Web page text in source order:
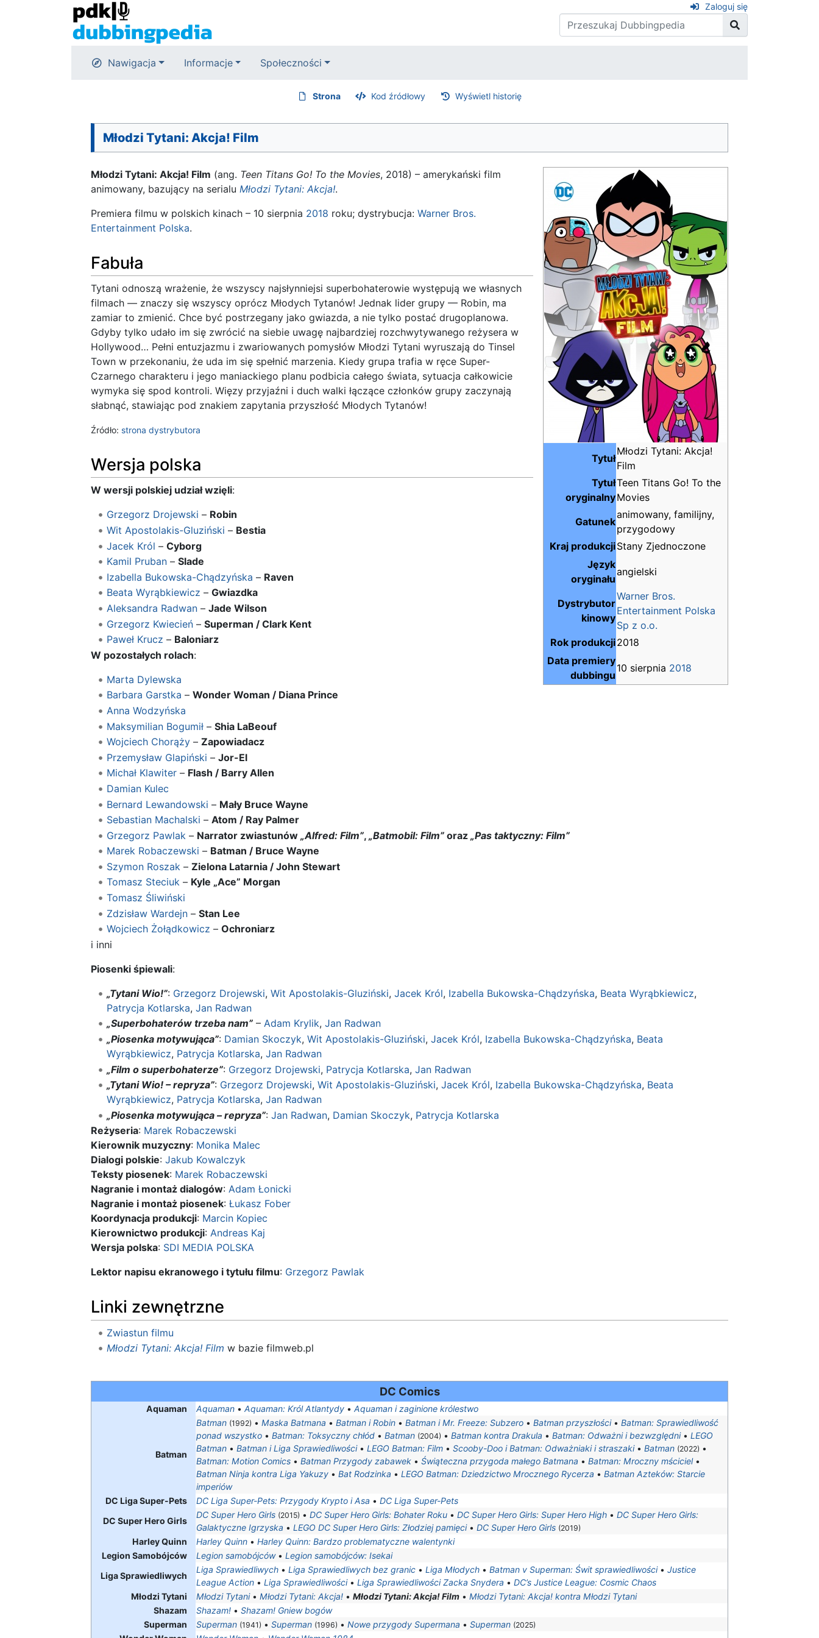
Zaloguj się
Nawigacja Informacje Społeczności
Strona Kod źródłowy Wyświetl historię
Młodzi Tytani: Akcja! Film
Tytuł
Młodzi Tytani: Akcja!
Film
Tytuł
oryginalny
Teen Titans Go! To the
Movies
Gatunek
animowany, familijny,
przygodowy
Kraj produkcjiStany Zjednoczone
Język
oryginału
angielski
Dystrybutor
kinowy
Warner Bros.
Entertainment Polska
Sp z o.o.
Rok produkcji2018
Data premiery
dubbingu
10 sierpnia 2018
Młodzi Tytani: Akcja! Film (ang. Teen Titans Go! To the Movies, 2018) – amerykański film
animowany, bazujący na serialu Młodzi Tytani: Akcja!.
Premiera filmu w polskich kinach – 10 sierpnia 2018 roku; dystrybucja: Warner Bros.
Entertainment Polska.
Fabuła
Tytani odnoszą wrażenie, że wszyscy najsłynniejsi superbohaterowie występują we własnych
filmach — znaczy się wszyscy oprócz Młodych Tytanów! Jednak lider grupy — Robin, ma
zamiar to zmienić. Chce być postrzegany jako gwiazda, a nie tylko postać drugoplanowa.
Gdyby tylko udało im się zwrócić na siebie uwagę najbardziej rozchwytywanego reżysera w
Hollywood… Pełni entuzjazmu i zwariowanych pomysłów Młodzi Tytani wyruszają do Tinsel
Town w przekonaniu, że uda im się spełnić marzenia. Kiedy grupa trafia w ręce Super-
Czarnego charakteru i jego maniackiego planu podbicia całego świata, sytuacja całkowicie
wymyka się spod kontroli. Więzy przyjaźni i duch walki łączące członków grupy zaczynają
słabnąć, stawiając pod znakiem zapytania przyszłość Młodych Tytanów!
Źródło: strona dystrybutora
Wersja polska
W wersji polskiej udział wzięli:
Grzegorz Drojewski – Robin
Wit Apostolakis-Gluziński – Bestia
Jacek Król – Cyborg
Kamil Pruban– Slade
Izabella Bukowska-Chądzyńska – Raven
Beata Wyrąbkiewicz – Gwiazdka
Aleksandra Radwan– Jade Wilson
Grzegorz Kwiecień– Superman / Clark Kent
Paweł Krucz – Baloniarz
W pozostałych rolach:
Marta Dylewska
Barbara Garstka – Wonder Woman / Diana Prince
Anna Wodzyńska
Maksymilian Bogumił– Shia LaBeouf
Wojciech Chorąży– Zapowiadacz
Przemysław Glapiński – Jor-El
Michał Klawiter– Flash / Barry Allen
Damian Kulec
Bernard Lewandowski – Mały Bruce Wayne
Sebastian Machalski – Atom / Ray Palmer
Grzegorz Pawlak – Narrator zwiastunów „Alfred: Film”, „Batmobil: Film”oraz „Pas taktyczny: Film”
Marek Robaczewski – Batman / Bruce Wayne
Szymon Roszak – Zielona Latarnia / John Stewart
Tomasz Steciuk– Kyle „Ace” Morgan
Tomasz Śliwiński
Zdzisław Wardejn– Stan Lee
Wojciech Żołądkowicz – Ochroniarz
i inni
Piosenki śpiewali:
„Tytani Wio!”: Grzegorz Drojewski, Wit Apostolakis-Gluziński, Jacek Król, Izabella Bukowska-Chądzyńska, Beata Wyrąbkiewicz,
Patrycja Kotlarska, Jan Radwan
„Superbohaterów trzeba nam”– Adam Krylik, Jan Radwan
„Piosenka motywująca”: Damian Skoczyk, Wit Apostolakis-Gluziński, Jacek Król, Izabella Bukowska-Chądzyńska, Beata
Wyrąbkiewicz, Patrycja Kotlarska, Jan Radwan
„Film o superbohaterze”: Grzegorz Drojewski, Patrycja Kotlarska, Jan Radwan
„Tytani Wio! – repryza”: Grzegorz Drojewski, Wit Apostolakis-Gluziński, Jacek Król, Izabella Bukowska-Chądzyńska, Beata
Wyrąbkiewicz, Patrycja Kotlarska, Jan Radwan
„Piosenka motywująca – repryza”: Jan Radwan, Damian Skoczyk, Patrycja Kotlarska
Reżyseria: Marek Robaczewski
Kierownik muzyczny: Monika Malec
Dialogi polskie: Jakub Kowalczyk
Teksty piosenek: Marek Robaczewski
Nagranie i montaż dialogów: Adam Łonicki
Nagranie i montaż piosenek: Łukasz Fober
Koordynacja produkcji: Marcin Kopiec
Kierownictwo produkcji: Andreas Kaj
Wersja polska: SDI MEDIA POLSKA
Lektor napisu ekranowego i tytułu filmu: Grzegorz Pawlak
Linki zewnętrzne
Zwiastun filmu
Młodzi Tytani: Akcja! Film w bazie filmweb.pl
DC Comics
Aquaman Aquaman • Aquaman: Król Atlantydy • Aquaman i zaginione królestwo
Batman
Batman (1992) • Maska Batmana • Batman i Robin • Batman i Mr. Freeze: Subzero • Batman przyszłości• Batman: Sprawiedliwość
ponad wszystko • Batman: Toksyczny chłód • Batman (2004) • Batman kontra Drakula • Batman: Odważni i bezwzględni• LEGO
Batman • Batman i Liga Sprawiedliwości• LEGO Batman: Film • Scooby-Doo i Batman: Odważniaki i straszaki• Batman (2022) •
Batman: Motion Comics • Batman Przygody zabawek • Świąteczna przygoda małego Batmana • Batman: Mroczny mściciel•
Batman Ninja kontra Liga Yakuzy • Bat Rodzinka • LEGO Batman: Dziedzictwo Mrocznego Rycerza • Batman Azteków: Starcie
imperiów
DC Liga Super-Pets
DC Liga Super-Pets: Przygody Krypto i Asa • DC Liga Super-Pets
DC Super Hero Girls
DC Super Hero Girls (2015) • DC Super Hero Girls: Bohater Roku • DC Super Hero Girls: Super Hero High • DC Super Hero Girls:
Galaktyczne Igrzyska • LEGO DC Super Hero Girls: Złodziej pamięci• DC Super Hero Girls (2019)
Harley Quinn Harley Quinn • Harley Quinn: Bardzo problematyczne walentynki
Legion Samobójców
Legion samobójców• Legion samobójców: Isekai
Liga Sprawiedliwych
Liga Sprawiedliwych • Liga Sprawiedliwych bez granic • Liga Młodych • Batman v Superman: Świt sprawiedliwości• Justice
League Action • Liga Sprawiedliwości• Liga Sprawiedliwości Zacka Snydera • DC’s Justice League: Cosmic Chaos
Młodzi Tytani
Młodzi Tytani• Młodzi Tytani: Akcja! • Młodzi Tytani: Akcja! Film • Młodzi Tytani: Akcja! kontra Młodzi Tytani
Shazam
Shazam! • Shazam! Gniew bogów
Superman
Superman (1941) • Superman (1996) • Nowe przygody Supermana • Superman (2025)